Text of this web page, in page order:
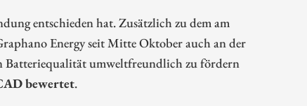
entschieden hat. Zusätzlich zu dem am
Energy seit Mitte Oktober auch an der
Batteriequalität umweltfreundlich zu fördern
bewertet.